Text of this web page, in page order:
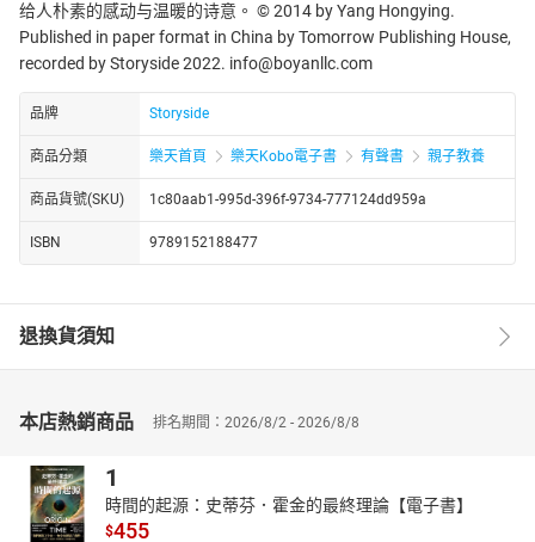
给人朴素的感动与温暖的诗意。 © 2014 by Yang Hongying.
Published in paper format in China by Tomorrow Publishing House,
recorded by Storyside 2022. info@boyanllc.com
品牌 Storyside
商品分類 樂天首頁 樂天Kobo電子書 有聲書 親子教養
商品貨號(SKU) 1c80aab1-995d-396f-9734-777124dd959a
ISBN 9789152188477
退換貨須知
本店熱銷商品 排名期間：2026/8/2 - 2026/8/8
1
時間的起源：史蒂芬．霍金的最終理論【電子書】
$455